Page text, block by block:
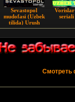
Sevastopol
mudofasi (Uzbek
tilida) Urush
seriali
Смотреть